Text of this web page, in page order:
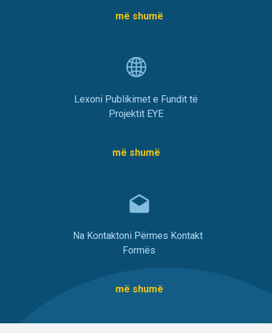
më shumë
Lexoni Publikimet e Fundit të
Projektit EYE
më shumë
Na Kontaktoni Përmes Kontakt
Formës
më shumë